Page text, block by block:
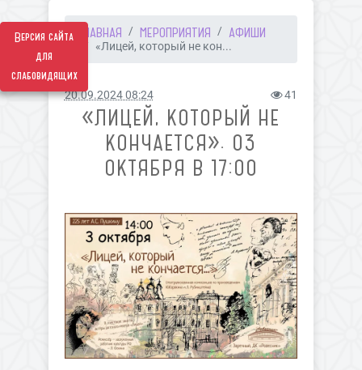
Версия сайта
для
слабовидящих
ГЛАВНАЯ МЕРОПРИЯТИЯ АФИШИ
«Лицей, который не кон...
20.09.2024 08:24 41
«ЛИЦЕЙ, КОТОРЫЙ НЕ
КОНЧАЕТСЯ». 03
ОКТЯБРЯ В 17:00